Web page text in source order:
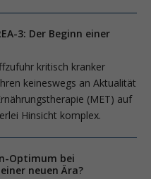
3: Der Beginn einer
kritisch kranker
keineswegs an Aktualität
(MET) auf
Hinsicht komplex.
Optimum bei
neuen Ära?